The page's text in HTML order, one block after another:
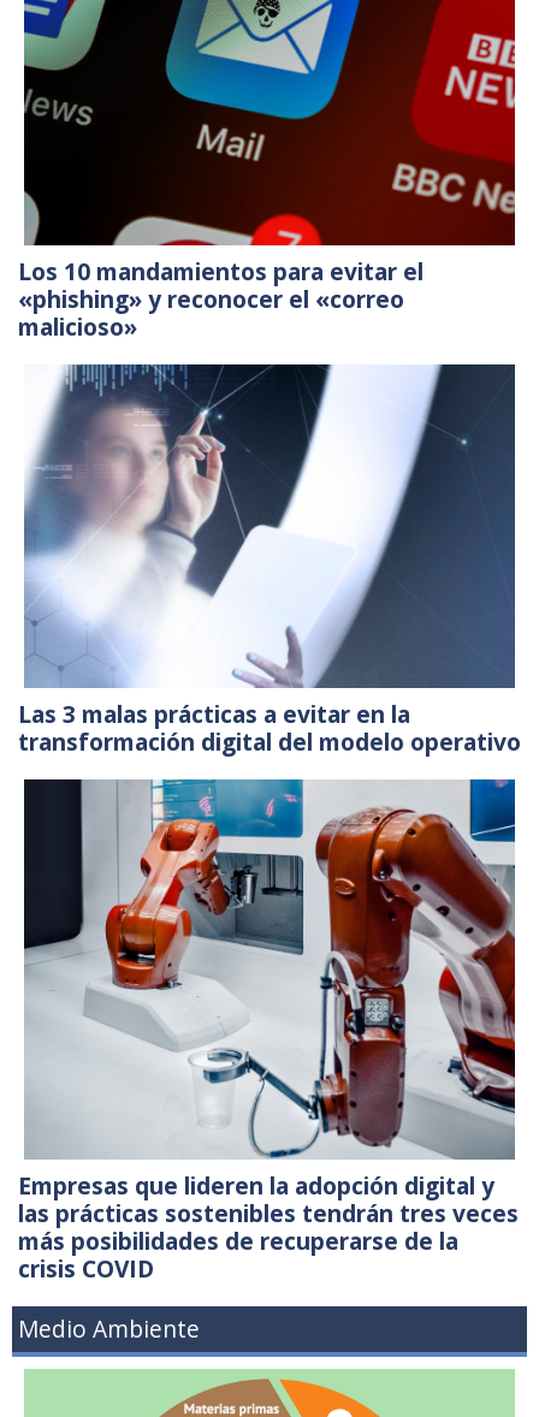
Los 10 mandamientos para evitar el
«phishing» y reconocer el «correo
malicioso»
Las 3 malas prácticas a evitar en la
transformación digital del modelo operativo
Empresas que lideren la adopción digital y
las prácticas sostenibles tendrán tres veces
más posibilidades de recuperarse de la
crisis COVID
Medio Ambiente